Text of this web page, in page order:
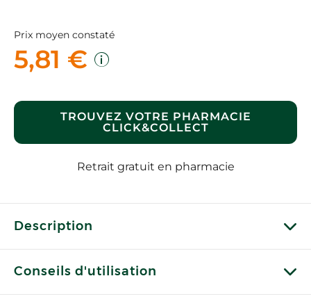
Prix moyen constaté
5,81 €
TROUVEZ VOTRE PHARMACIE
CLICK&COLLECT
Retrait gratuit en pharmacie
Description
Conseils d'utilisation